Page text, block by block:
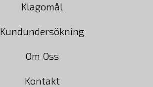
Klagomål
Kundundersökning
Om Oss
Kontakt